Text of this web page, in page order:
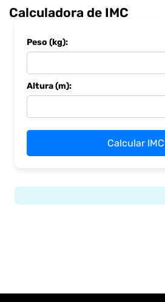
Calculadora de IMC
Peso (kg):
Altura (m):
Calcular IMC